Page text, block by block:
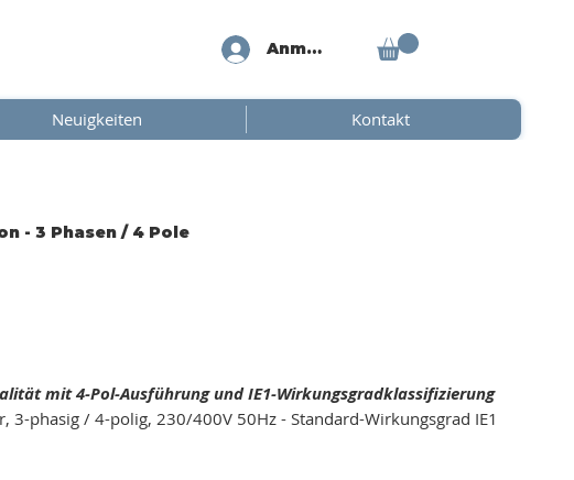
Anmelden
Neuigkeiten Kontakt
- 3 Phasen / 4 Pole
mit 4-Pol-Ausführung und IE1-Wirkungsgradklassifizierung
phasig / 4-polig, 230/400V 50Hz - Standard-Wirkungsgrad IE1